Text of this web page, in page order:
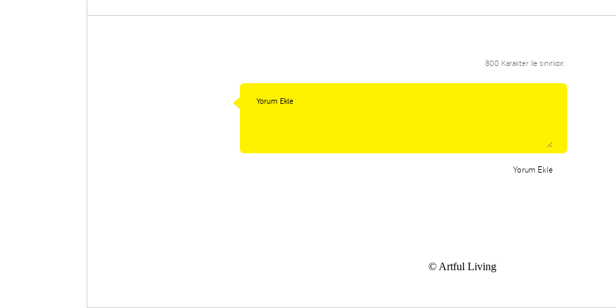
800 Karakter ile sınırlıdır.
Yorum Ekle
© Artful Living